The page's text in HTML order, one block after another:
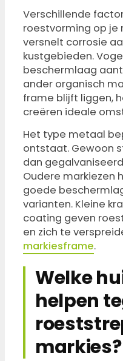
Verschillende
roestvorming op je
versnelt corrosie
kustgebieden.
beschermlaag
ander organisch
frame blijft liggen,
creëren ideale
Het type metaal
ontstaat. Gewoon
dan
Oudere markiezen
goede
varianten. Kleine
coating geven
en zich te
markiesframe.
Welke
helpen
markies?